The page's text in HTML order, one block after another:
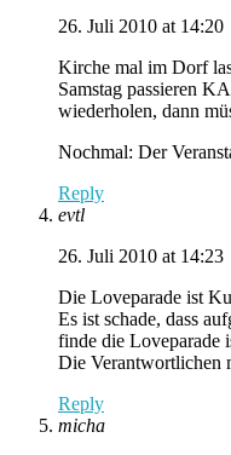
26. Juli 2010 at 14:20
Kirche mal im Dorf
Samstag passieren
wiederholen, dann
Nochmal: Der
Reply
evtl
26. Juli 2010 at 14:23
Die Loveparade ist
Es ist schade, dass
finde die Loveparade
Die Verantwortlichen
Reply
micha